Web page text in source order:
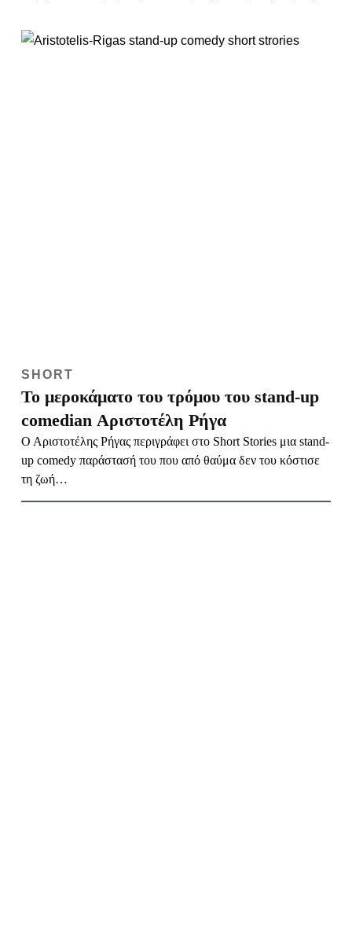
SHORT
Το μεροκάματο του τρόμου του stand-up
comedian Αριστοτέλη Ρήγα
Ο Αριστοτέλης Ρήγας περιγράφει στο Short Stories μια stand-
up comedy παράστασή του που από θαύμα δεν του κόστισε
τη ζωή…